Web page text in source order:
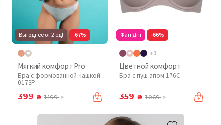
Выгоднее от 2 ед! -67%
Мягкий комфорт Pro
Бра с формованной чашкой
017SP
399 ₴ 1 199₴
Фан Дні -66%
+1
Цветной комфорт
Бра с пуш-апом 176C
359 ₴ 1 069₴